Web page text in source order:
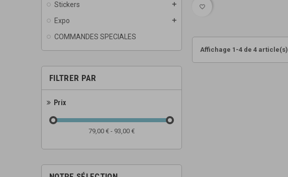
Stickers add
Expo add
COMMANDES SPECIALES
FILTRER PAR
Prix
79,00 € - 93,00 €
favorite_border
Affichage 1-4 de 4 article(s)